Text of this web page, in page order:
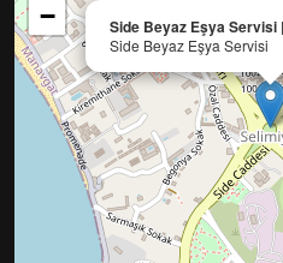
Side Beyaz Eşya Servisi
Side Beyaz Eşya Servisi
−